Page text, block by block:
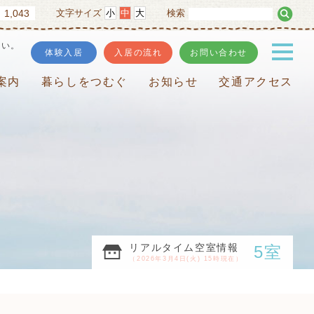
検索
文字サイズ 小 中 大
1,043
。
体験入居 入居の流れ お問い合わせ
内 暮らしをつむぐ お知らせ 交通アクセス
リアルタイム空室情報
（2026年3月4日(火) 15時現在） 5室